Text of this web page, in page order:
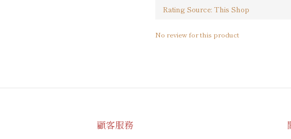
No review for this product
顧客服務